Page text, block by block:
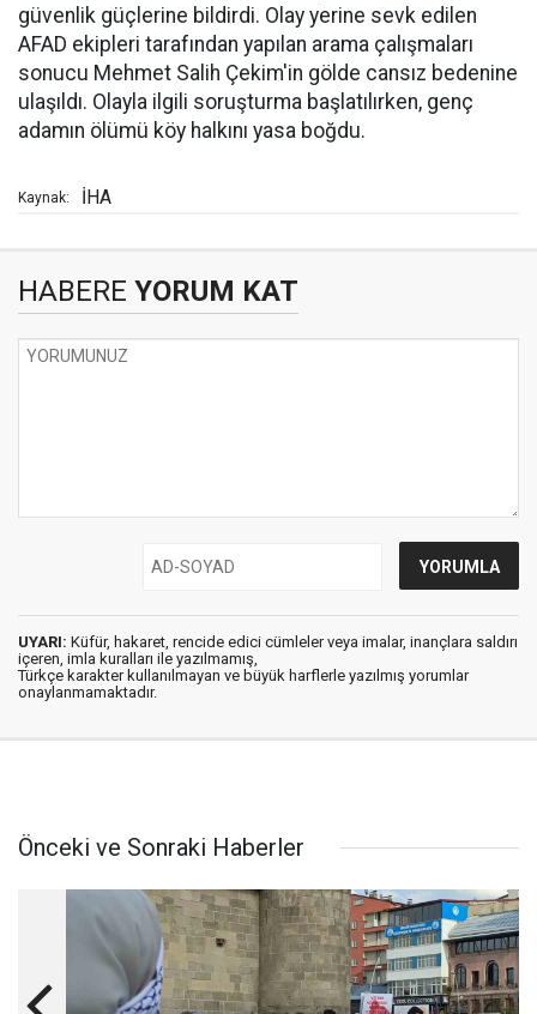
güvenlik güçlerine bildirdi. Olay yerine sevk edilen
AFAD ekipleri tarafından yapılan arama çalışmaları
sonucu Mehmet Salih Çekim'in gölde cansız bedenine
ulaşıldı. Olayla ilgili soruşturma başlatılırken, genç
adamın ölümü köy halkını yasa boğdu.
Kaynak: İHA
HABERE YORUM KAT
UYARI: Küfür, hakaret, rencide edici cümleler veya imalar, inançlara saldırı
içeren, imla kuralları ile yazılmamış,
Türkçe karakter kullanılmayan ve büyük harflerle yazılmış yorumlar
onaylanmamaktadır.
Önceki ve Sonraki Haberler